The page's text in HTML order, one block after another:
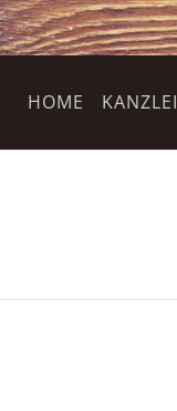
HOME KANZLEI